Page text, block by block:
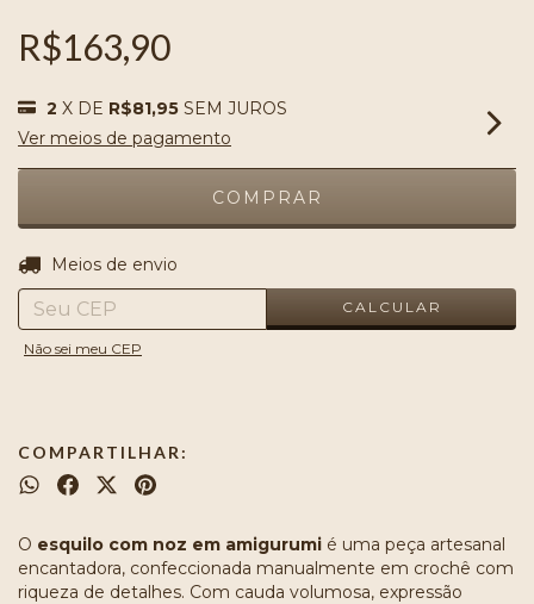
R$163,90
2 X DE R$81,95 SEM JUROS
Ver meios de pagamento
Entregas para o CEP:
Meios de envio
CALCULAR
Não sei meu CEP
COMPARTILHAR:
O esquilo com noz em amigurumi é uma peça artesanal
encantadora, confeccionada manualmente em crochê com
riqueza de detalhes. Com cauda volumosa, expressão